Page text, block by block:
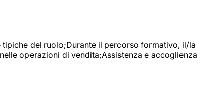
del ruolo;Durante il percorso formativo, il/la
operazioni di vendita;Assistenza e accoglienza